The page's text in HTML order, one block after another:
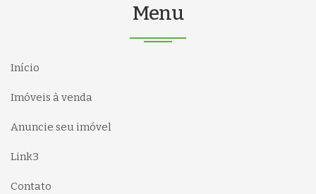
Menu
Início
Imóveis à venda
Anuncie seu imóvel
Link3
Contato